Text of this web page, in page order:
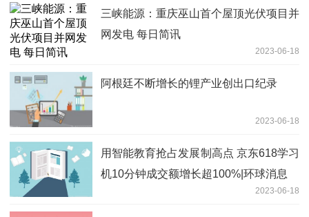
三峡能源：重庆巫山首个屋顶光伏项目并
网发电 每日简讯
2023-06-18
阿根廷不断增长的锂产业创出口纪录
2023-06-18
用智能教育抢占发展制高点 京东618学习
机10分钟成交额增长超100%|环球消息
2023-06-18